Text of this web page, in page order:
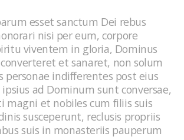
esset sanctum Dei rebus
nisi per eum, corpore
viventem in gloria, Dominus
et sanaret, non solum
personae indifferentes post eius
ad Dominum sunt conversae,
magni et nobiles cum filiis suis
susceperunt, reclusis propriis
suis in monasteriis pauperum